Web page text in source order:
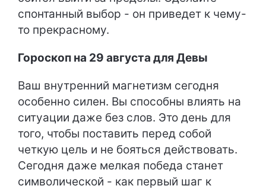
спонтанный выбор - он приведет к чему-
то прекрасному.
Гороскоп на 29 августа для Девы
Ваш внутренний магнетизм сегодня
особенно силен. Вы способны влиять на
ситуации даже без слов. Это день для
того, чтобы поставить перед собой
четкую цель и не бояться действовать.
Сегодня даже мелкая победа станет
символической - как первый шаг к